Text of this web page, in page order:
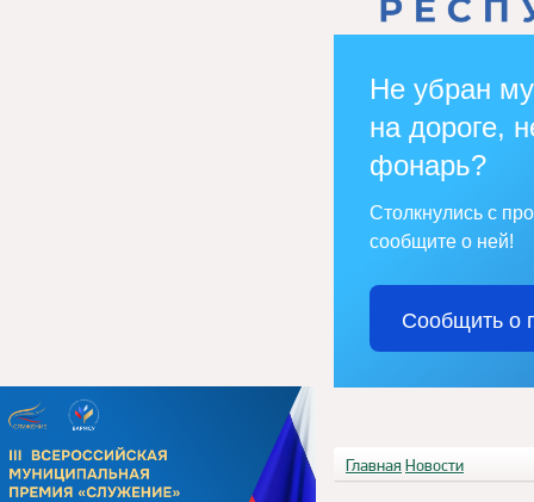
Не убран
на дороге,
фонарь?
Столкнулись с
сообщите о ней!
Сообщить о
Главная Новости